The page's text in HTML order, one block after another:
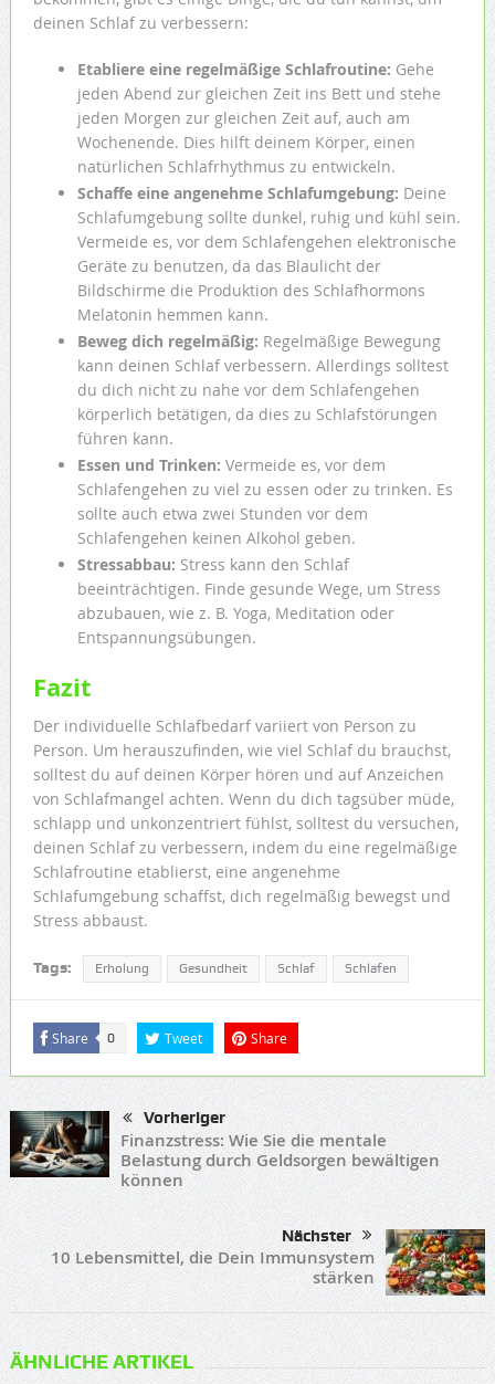
deinen Schlaf zu verbessern:
Etabliere eine regelmäßige Schlafroutine: Gehe
jeden Abend zur gleichen Zeit ins Bett und stehe
jeden Morgen zur gleichen Zeit auf, auch am
Wochenende. Dies hilft deinem Körper, einen
natürlichen Schlafrhythmus zu entwickeln.
Schaffe eine angenehme Schlafumgebung: Deine
Schlafumgebung sollte dunkel, ruhig und kühl sein.
Vermeide es, vor dem Schlafengehen elektronische
Geräte zu benutzen, da das Blaulicht der
Bildschirme die Produktion des Schlafhormons
Melatonin hemmen kann.
Beweg dich regelmäßig: Regelmäßige Bewegung
kann deinen Schlaf verbessern. Allerdings solltest
du dich nicht zu nahe vor dem Schlafengehen
körperlich betätigen, da dies zu Schlafstörungen
führen kann.
Essen und Trinken: Vermeide es, vor dem
Schlafengehen zu viel zu essen oder zu trinken. Es
sollte auch etwa zwei Stunden vor dem
Schlafengehen keinen Alkohol geben.
Stressabbau: Stress kann den Schlaf
beeinträchtigen. Finde gesunde Wege, um Stress
abzubauen, wie z. B. Yoga, Meditation oder
Entspannungsübungen.
Fazit
Der individuelle Schlafbedarf variiert von Person zu
Person. Um herauszufinden, wie viel Schlaf du brauchst,
solltest du auf deinen Körper hören und auf Anzeichen
von Schlafmangel achten. Wenn du dich tagsüber müde,
schlapp und unkonzentriert fühlst, solltest du versuchen,
deinen Schlaf zu verbessern, indem du eine regelmäßige
Schlafroutine etablierst, eine angenehme
Schlafumgebung schaffst, dich regelmäßig bewegst und
Stress abbaust.
Tags: Erholung Gesundheit Schlaf Schlafen
Share 0 Tweet Share
Vorheriger
Finanzstress: Wie Sie die mentale
Belastung durch Geldsorgen bewältigen
können
Nächster
10 Lebensmittel, die Dein Immunsystem
stärken
ÄHNLICHE ARTIKEL